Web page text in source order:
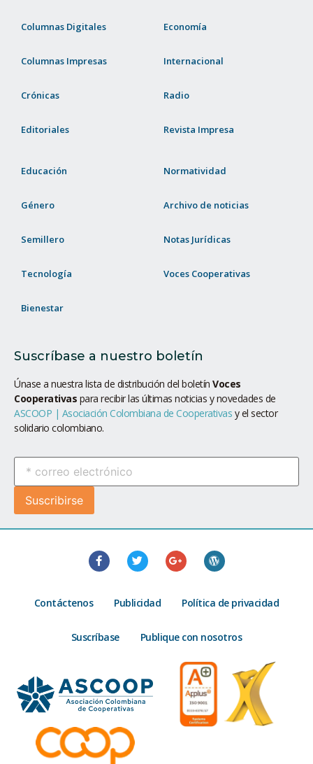
Columnas Digitales
Columnas Impresas
Crónicas
Editoriales
Economía
Internacional
Radio
Revista Impresa
Educación
Género
Semillero
Tecnología
Bienestar
Normatividad
Archivo de noticias
Notas Jurídicas
Voces Cooperativas
Suscríbase a nuestro boletín
Únase a nuestra lista de distribución del boletín Voces
Cooperativas para recibir las últimas noticias y novedades de
ASCOOP | Asociación Colombiana de Cooperativas y el sector
solidario colombiano.
Contáctenos Publicidad Política de privacidad
Suscríbase Publique con nosotros